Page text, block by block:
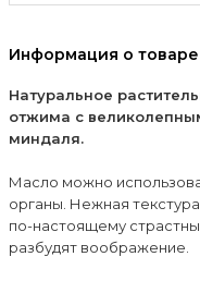
Информация о товаре
Натуральное
отжима с
миндаля.
Масло можно
органы. Нежная
по-настоящему
разбудят воображение.